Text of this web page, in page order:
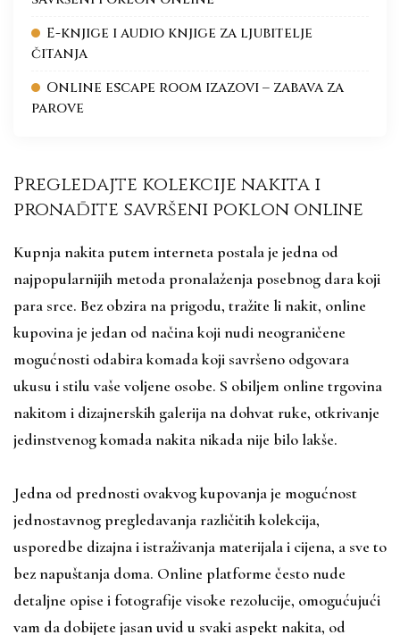
E-knjige i audio knjige za ljubitelje
čitanja
Online escape room izazovi – zabava za
parove
Pregledajte kolekcije nakita i
pronađite savršeni poklon online
Kupnja nakita putem interneta postala je jedna od
najpopularnijih metoda pronalaženja posebnog dara koji
para srce. Bez obzira na prigodu, tražite li nakit, online
kupovina je jedan od načina koji nudi neograničene
mogućnosti odabira komada koji savršeno odgovara
ukusu i stilu vaše voljene osobe. S obiljem online trgovina
nakitom i dizajnerskih galerija na dohvat ruke, otkrivanje
jedinstvenog komada nakita nikada nije bilo lakše.
Jedna od prednosti ovakvog kupovanja je mogućnost
jednostavnog pregledavanja različitih kolekcija,
usporedbe dizajna i istraživanja materijala i cijena, a sve to
bez napuštanja doma. Online platforme često nude
detaljne opise i fotografije visoke rezolucije, omogućujući
vam da dobijete jasan uvid u svaki aspekt nakita, od